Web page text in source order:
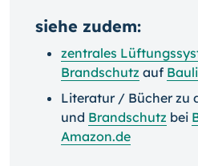
siehe zudem:
zentrales
Brandschutz auf
Literatur / Bücher zu
und Brandschutz bei
Amazon.de